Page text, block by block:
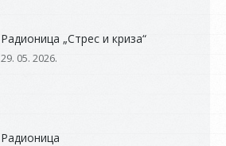
Радионица „Стрес и криза“
29. 05. 2026.
Радионица